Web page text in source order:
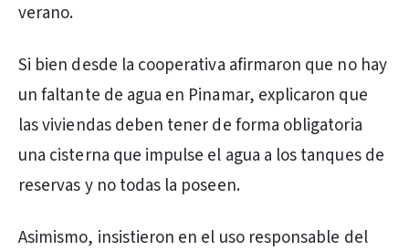
verano.
Si bien desde la cooperativa afirmaron que no hay
un faltante de agua en Pinamar, explicaron que
las viviendas deben tener de forma obligatoria
una cisterna que impulse el agua a los tanques de
reservas y no todas la poseen.
Asimismo, insistieron en el uso responsable del